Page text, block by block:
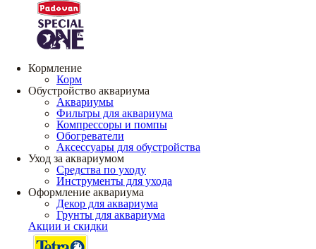
Кормление
Корм
Обустройство аквариума
Аквариумы
Фильтры для аквариума
Компрессоры и помпы
Обогреватели
Аксессуары для обустройства
Уход за аквариумом
Средства по уходу
Инструменты для ухода
Оформление аквариума
Декор для аквариума
Грунты для аквариума
Акции и скидки